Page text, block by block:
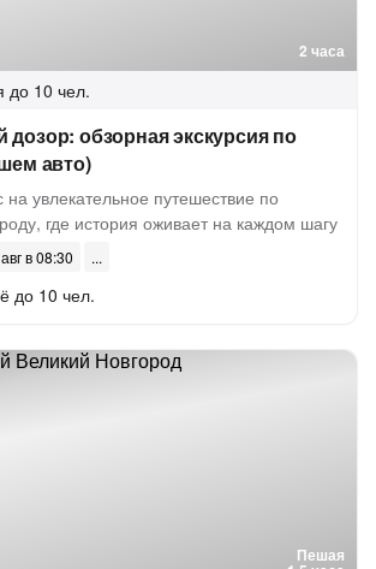
2 часа
до 10 чел.
дозор: обзорная экскурсия по
авто)
увлекательное путешествие по
где история оживает на каждом шагу
в 08:30
до 10 чел.
Пешая